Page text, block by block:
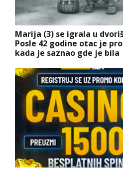
Marija (3) se igrala u
Posle 42 godine otac je
kada je saznao gde je bila